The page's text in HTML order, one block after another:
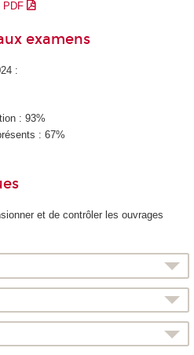
PDF
examens
:
: 93%
: 67%
et de contrôler les ouvrages